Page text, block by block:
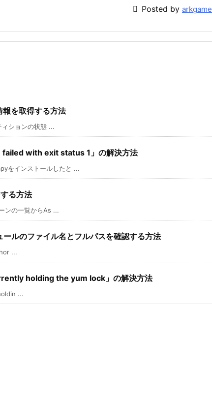
 Posted by arkgame
を取得する方法
ションの状態 ...
with exit status 1」の解決方法
をインストールしたと ...
る方法
ンの一覧からAs ...
ルのファイル名とフルパスを確認する方法
...
holding the yum lock」の解決方法
...